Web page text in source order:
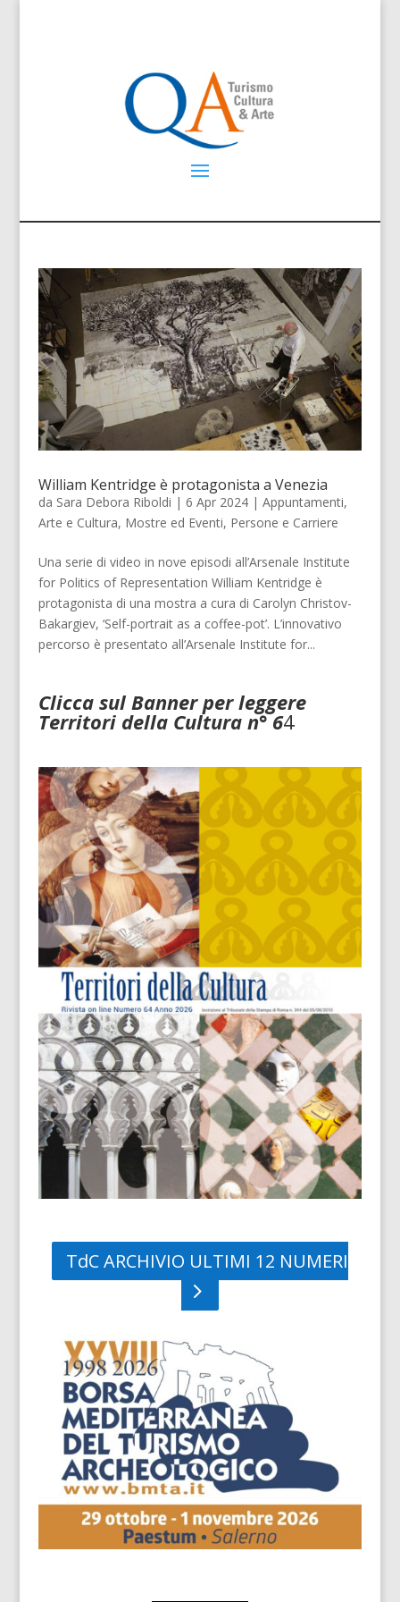
William Kentridge è protagonista a Venezia
da Sara Debora Riboldi | 6 Apr 2024| Appuntamenti,
Arte e Cultura, Mostre ed Eventi, Persone e Carriere
Una serie di video in nove episodi all’Arsenale Institute
for Politics of Representation William Kentridge è
protagonista di una mostra a cura di Carolyn Christov-
Bakargiev, ‘Self-portrait as a coffee-pot’. L’innovativo
percorso è presentato all’Arsenale Institute for...
Clicca sul Banner per leggere
Territori della Cultura n° 64
TdC ARCHIVIO ULTIMI 12 NUMERI